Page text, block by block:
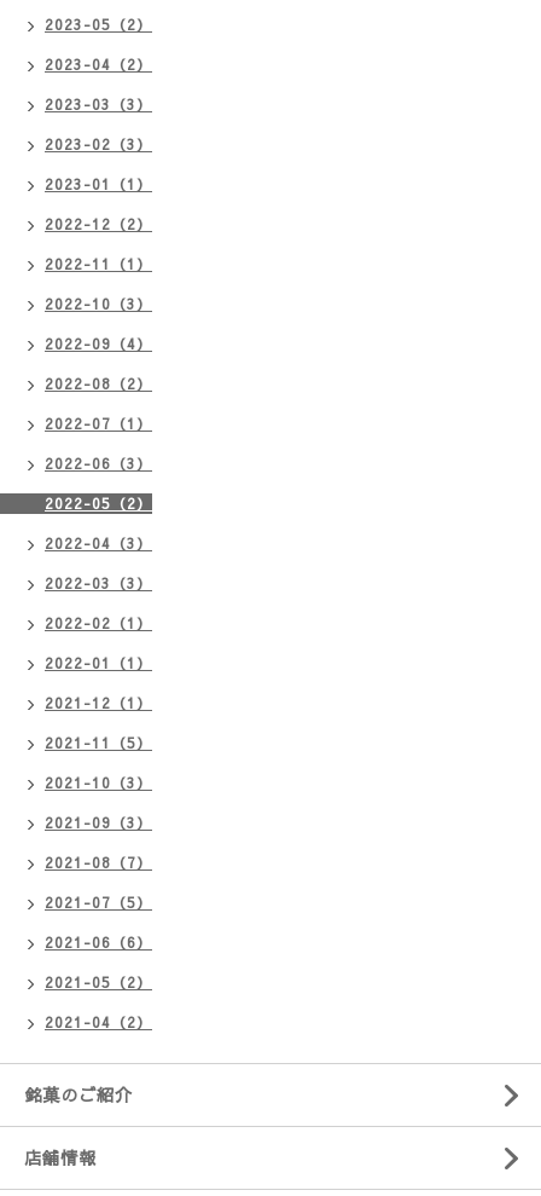
2023-05（2）
2023-04（2）
2023-03（3）
2023-02（3）
2023-01（1）
2022-12（2）
2022-11（1）
2022-10（3）
2022-09（4）
2022-08（2）
2022-07（1）
2022-06（3）
2022-05（2）
2022-04（3）
2022-03（3）
2022-02（1）
2022-01（1）
2021-12（1）
2021-11（5）
2021-10（3）
2021-09（3）
2021-08（7）
2021-07（5）
2021-06（6）
2021-05（2）
2021-04（2）
銘菓のご紹介
店舗情報